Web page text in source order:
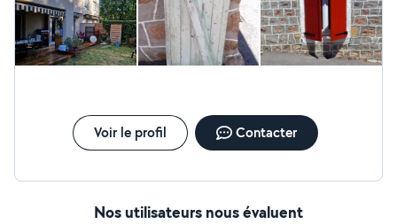
Voir le profil Contacter
Nos utilisateurs nous évaluent